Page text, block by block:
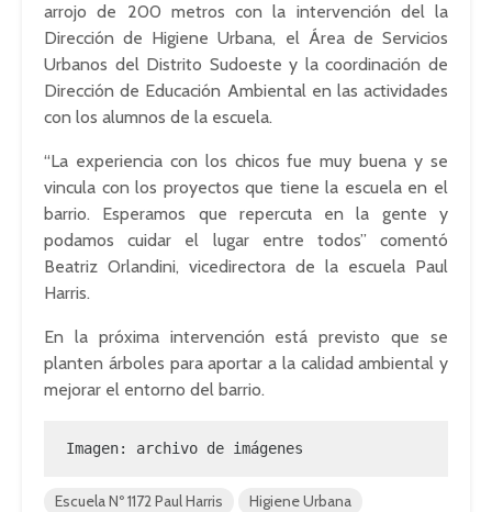
arrojo de 200 metros con la intervención del la
Dirección de Higiene Urbana, el Área de Servicios
Urbanos del Distrito Sudoeste y la coordinación de
Dirección de Educación Ambiental en las actividades
con los alumnos de la escuela.
“La experiencia con los chicos fue muy buena y se
vincula con los proyectos que tiene la escuela en el
barrio. Esperamos que repercuta en la gente y
podamos cuidar el lugar entre todos” comentó
Beatriz Orlandini, vicedirectora de la escuela Paul
Harris.
En la próxima intervención está previsto que se
planten árboles para aportar a la calidad ambiental y
mejorar el entorno del barrio.
Imagen: archivo de imágenes
Escuela Nº 1172 Paul Harris Higiene Urbana